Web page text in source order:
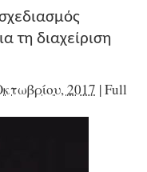
τη διαχείριση
2017 |Full